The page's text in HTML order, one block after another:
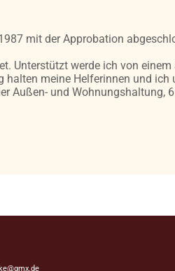
mit der Approbation
Unterstützt werde ich von
meine Helferinnen und ich
Außen- und Wohnungshaltung,